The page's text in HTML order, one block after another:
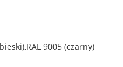
9005 (czarny)